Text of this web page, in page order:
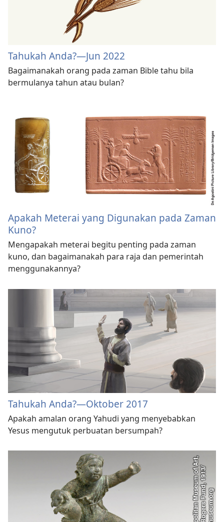
Tahukah Anda?​—Jun 2022
Bagaimanakah orang pada zaman Bible tahu bila
bermulanya tahun atau bulan?
Apakah Meterai yang Digunakan pada Zaman
Kuno?
Mengapakah meterai begitu penting pada zaman
kuno, dan bagaimanakah para raja dan pemerintah
menggunakannya?
Tahukah Anda?​—Oktober 2017
Apakah amalan orang Yahudi yang menyebabkan
Yesus mengutuk perbuatan bersumpah?